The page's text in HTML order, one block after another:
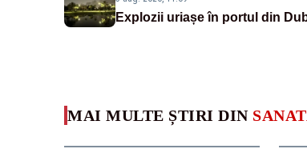
Explozii uriașe în portul din
MAI MULTE ȘTIRI DIN